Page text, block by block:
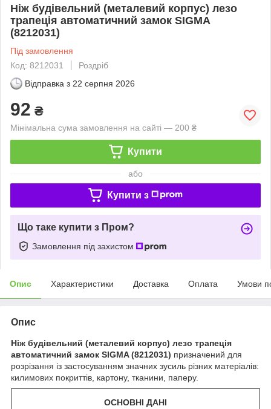
Ніж будівельний (металевий корпус) лезо
трапеція автоматичний замок SIGMA
(8212031)
Під замовлення
Код: 8212031
Роздріб
Відправка з 22 серпня 2026
92 ₴
Мінімальна сума замовлення на сайті — 200 ₴
Купити
або
Купити з
Що таке купити з Пром?
Замовлення під захистом
Опис Характеристики Доставка Оплата Умови
Опис
Ніж будівельний (металевий корпус) лезо трапеція
автоматичний замок SIGMA (8212031) призначений для
розрізання із застосуванням значних зусиль різних матеріалів:
килимових покриттів, картону, тканини, паперу.
ОСНОВНІ ДАНІ